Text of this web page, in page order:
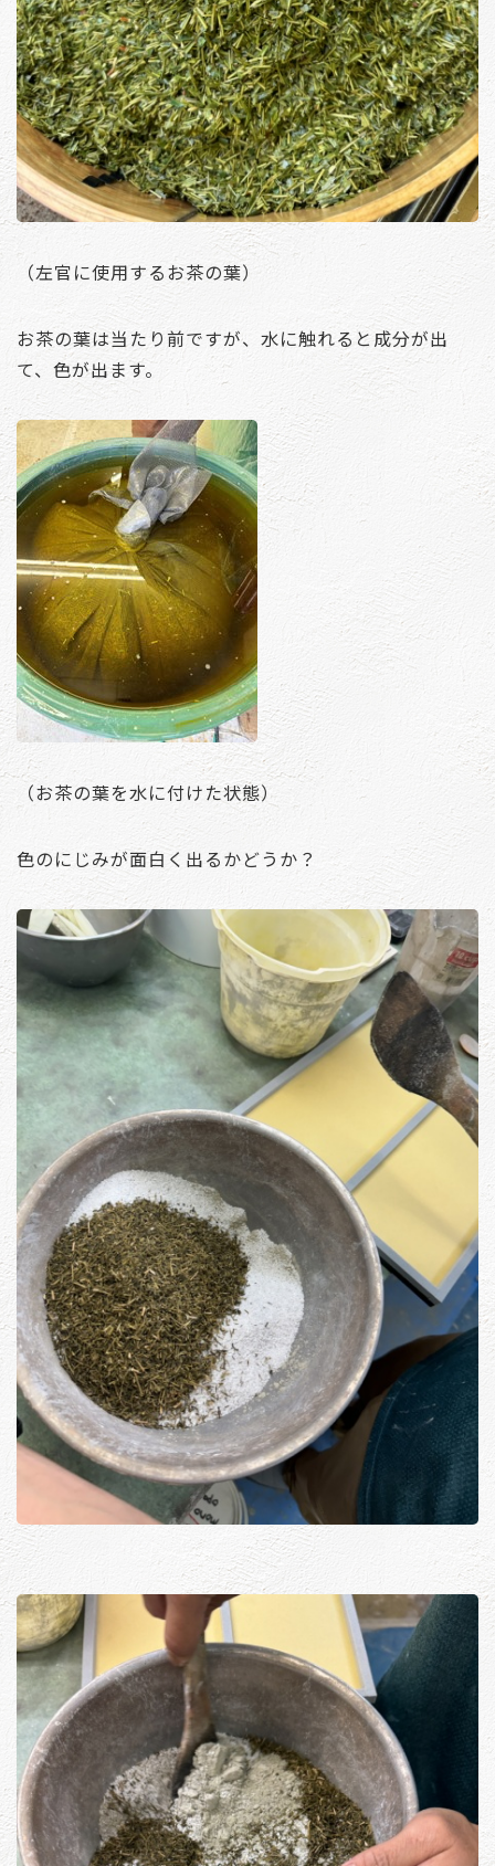
（左官に使用するお茶の葉）
お茶の葉は当たり前ですが、水に触れると成分が出
て、色が出ます。
（お茶の葉を水に付けた状態）
色のにじみが面白く出るかどうか？